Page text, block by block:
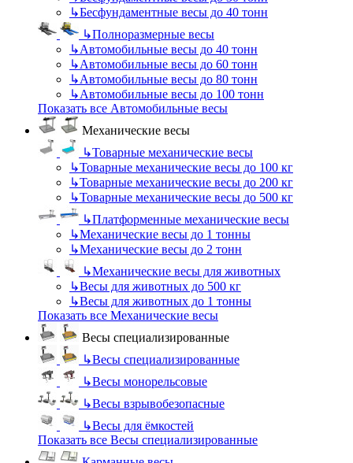
↳Бесфундаментные весы до 40 тонн
↳Полноразмерные весы
↳Автомобильные весы до 40 тонн
↳Автомобильные весы до 60 тонн
↳Автомобильные весы до 80 тонн
↳Автомобильные весы до 100 тонн
Показать все Автомобильные весы
Механические весы
↳Товарные механические весы
↳Товарные механические весы до 100 кг
↳Товарные механические весы до 200 кг
↳Товарные механические весы до 500 кг
↳Платформенные механические весы
↳Механические весы до 1 тонны
↳Механические весы до 2 тонн
↳Механические весы для животных
↳Весы для животных до 500 кг
↳Весы для животных до 1 тонны
Показать все Механические весы
Весы специализированные
↳Весы специализированные
↳Весы монорельсовые
↳Весы взрывобезопасные
↳Весы для ёмкостей
Показать все Весы специализированные